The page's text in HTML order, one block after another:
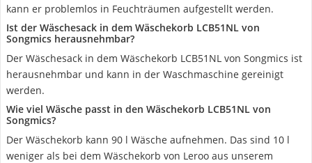
kann er problemlos in Feuchträumen aufgestellt werden.
Ist der Wäschesack in dem Wäschekorb LCB51NL von
Songmics herausnehmbar?
Der Wäschesack in dem Wäschekorb LCB51NL von Songmics ist
herausnehmbar und kann in der Waschmaschine gereinigt
werden.
Wie viel Wäsche passt in den Wäschekorb LCB51NL von
Songmics?
Der Wäschekorb kann 90 l Wäsche aufnehmen. Das sind 10 l
weniger als bei dem Wäschekorb von Leroo aus unserem